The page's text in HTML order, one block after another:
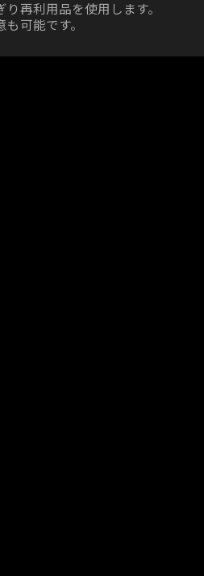
り再利用品を使用します。
可能です。